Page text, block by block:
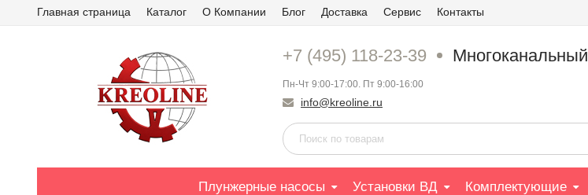
Главная страница Каталог О Компании Блог Доставка Сервис Контакты
+7 (495) 118-23-39 Многоканальный
Пн-Чт 9:00-17:00. Пт 9:00-16:00
info@kreoline.ru
Плунжерные насосы Установки ВД Комплектующие